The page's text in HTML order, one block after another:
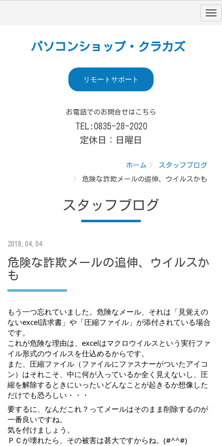
パソコンショップ・クラカズ
リモートサポート
お電話でのお問合せはこちら
TEL:0835-28-2020
定休日：日曜日
ホーム
スタッフブログ
危険な詐欺メールの追伸、ウイルスかも
スタッフブログ
2018.04.04
危険な詐欺メールの追伸、ウイルスか
も
もう一つ忘れていました。危険なメール、それは「見覚えの
ないexcel請求書」や「圧縮ファイル」が添付されている場合
です。
これが危険な理由は、excelはマクロウイルスという実行ファ
イル形式のウイルスを仕込めるからです。
また、圧縮ファイル（ファイルにファスナーがついたアイコ
ン）はそれこそ、中に何が入っているか全く見えないし、圧
縮を解除するときにいったいどんなことが起きるか想像した
だけでも恐ろしい・・・
要するに、なんだこれ？ってメールはそのまま削除するのが
一番良いですね。
気を付けましょう。
ＰＣが壊れたら、その被害は甚大ですからね。(#^^#)